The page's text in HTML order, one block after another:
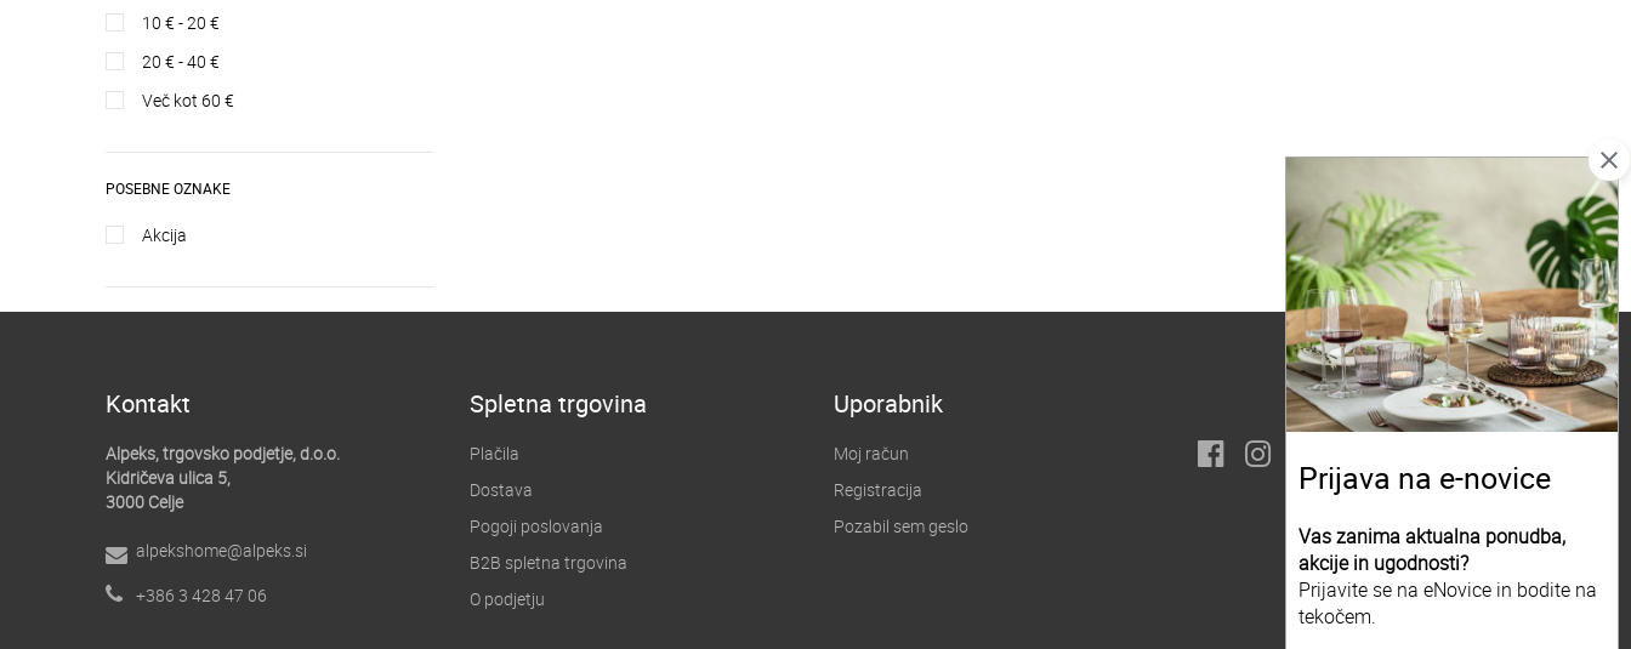
close
Prijava na e-novice
Vas zanima aktualna ponudba,
akcije in ugodnosti?
Prijavite se na eNovice in bodite na
tekočem.
10 € - 20 €
20 € - 40 €
več kot 60 €
POSEBNE OZNAKE
akcija
Kontakt
Alpeks, trgovsko podjetje, d.o.o.
Kidričeva ulica 5,
3000 Celje
alpekshome@alpeks.si
+386 3 428 47 06
Spletna trgovina
Plačila
Dostava
Pogoji poslovanja
B2B spletna trgovina
O podjetju
Uporabnik
Moj račun
Registracija
Pozabil sem geslo